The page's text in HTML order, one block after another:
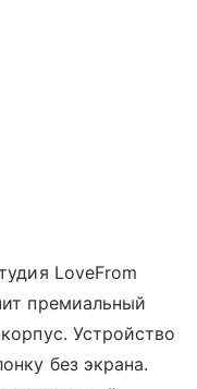
LoveFrom
премиальный
Устройство
без экрана.